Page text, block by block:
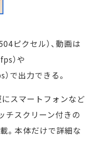
ピクセル）、動画は
）や
で出力できる。
スマートフォンなど
チスクリーン付きの
。本体だけで詳細な